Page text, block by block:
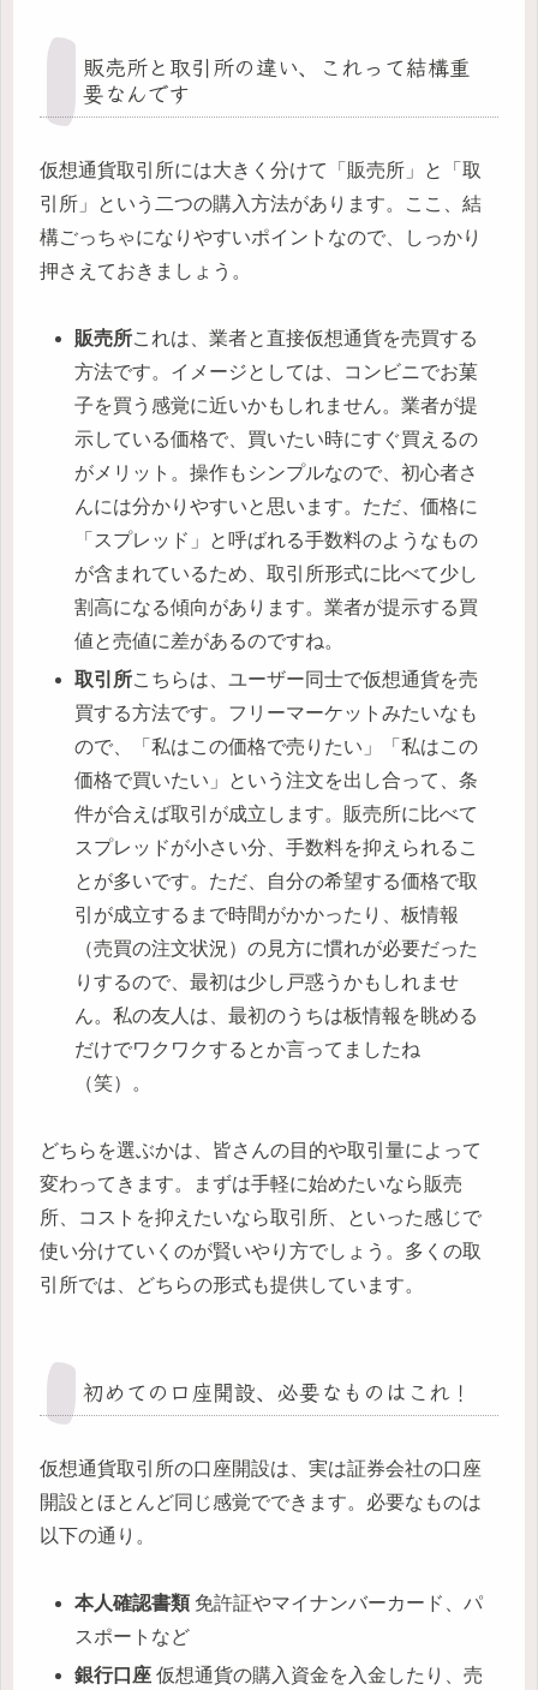
販売所と取引所の違い、これって結構重
要なんです
仮想通貨取引所には大きく分けて「販売所」と「取
引所」という二つの購入方法があります。ここ、結
構ごっちゃになりやすいポイントなので、しっかり
押さえておきましょう。
販売所これは、業者と直接仮想通貨を売買する
方法です。イメージとしては、コンビニでお菓
子を買う感覚に近いかもしれません。業者が提
示している価格で、買いたい時にすぐ買えるの
がメリット。操作もシンプルなので、初心者さ
んには分かりやすいと思います。ただ、価格に
「スプレッド」と呼ばれる手数料のようなもの
が含まれているため、取引所形式に比べて少し
割高になる傾向があります。業者が提示する買
値と売値に差があるのですね。
取引所こちらは、ユーザー同士で仮想通貨を売
買する方法です。フリーマーケットみたいなも
ので、「私はこの価格で売りたい」「私はこの
価格で買いたい」という注文を出し合って、条
件が合えば取引が成立します。販売所に比べて
スプレッドが小さい分、手数料を抑えられるこ
とが多いです。ただ、自分の希望する価格で取
引が成立するまで時間がかかったり、板情報
（売買の注文状況）の見方に慣れが必要だった
りするので、最初は少し戸惑うかもしれませ
ん。私の友人は、最初のうちは板情報を眺める
だけでワクワクするとか言ってましたね
（笑）。
どちらを選ぶかは、皆さんの目的や取引量によって
変わってきます。まずは手軽に始めたいなら販売
所、コストを抑えたいなら取引所、といった感じで
使い分けていくのが賢いやり方でしょう。多くの取
引所では、どちらの形式も提供しています。
初めての口座開設、必要なものはこれ！
仮想通貨取引所の口座開設は、実は証券会社の口座
開設とほとんど同じ感覚でできます。必要なものは
以下の通り。
本人確認書類 免許証やマイナンバーカード、パ
スポートなど
銀行口座 仮想通貨の購入資金を入金したり、売